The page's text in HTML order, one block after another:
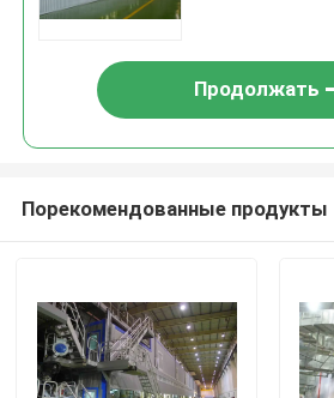
Продолжать
Порекомендованные продукты